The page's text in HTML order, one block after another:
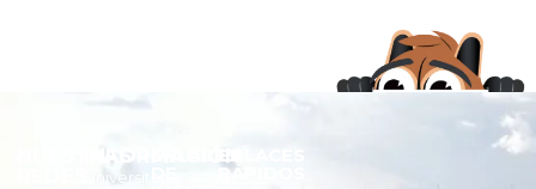
NUESTRASINFORMACIÓN
Universitaria
ENLACESENLACES
RÁPIDOS